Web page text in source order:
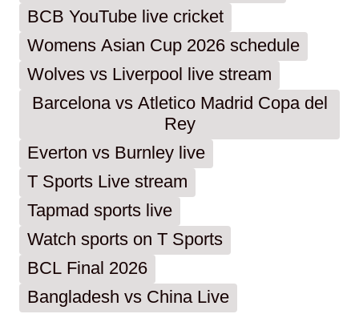
BCB YouTube live cricket
Womens Asian Cup 2026 schedule
Wolves vs Liverpool live stream
Barcelona vs Atletico Madrid Copa del
Rey
Everton vs Burnley live
T Sports Live stream
Tapmad sports live
Watch sports on T Sports
BCL Final 2026
Bangladesh vs China Live